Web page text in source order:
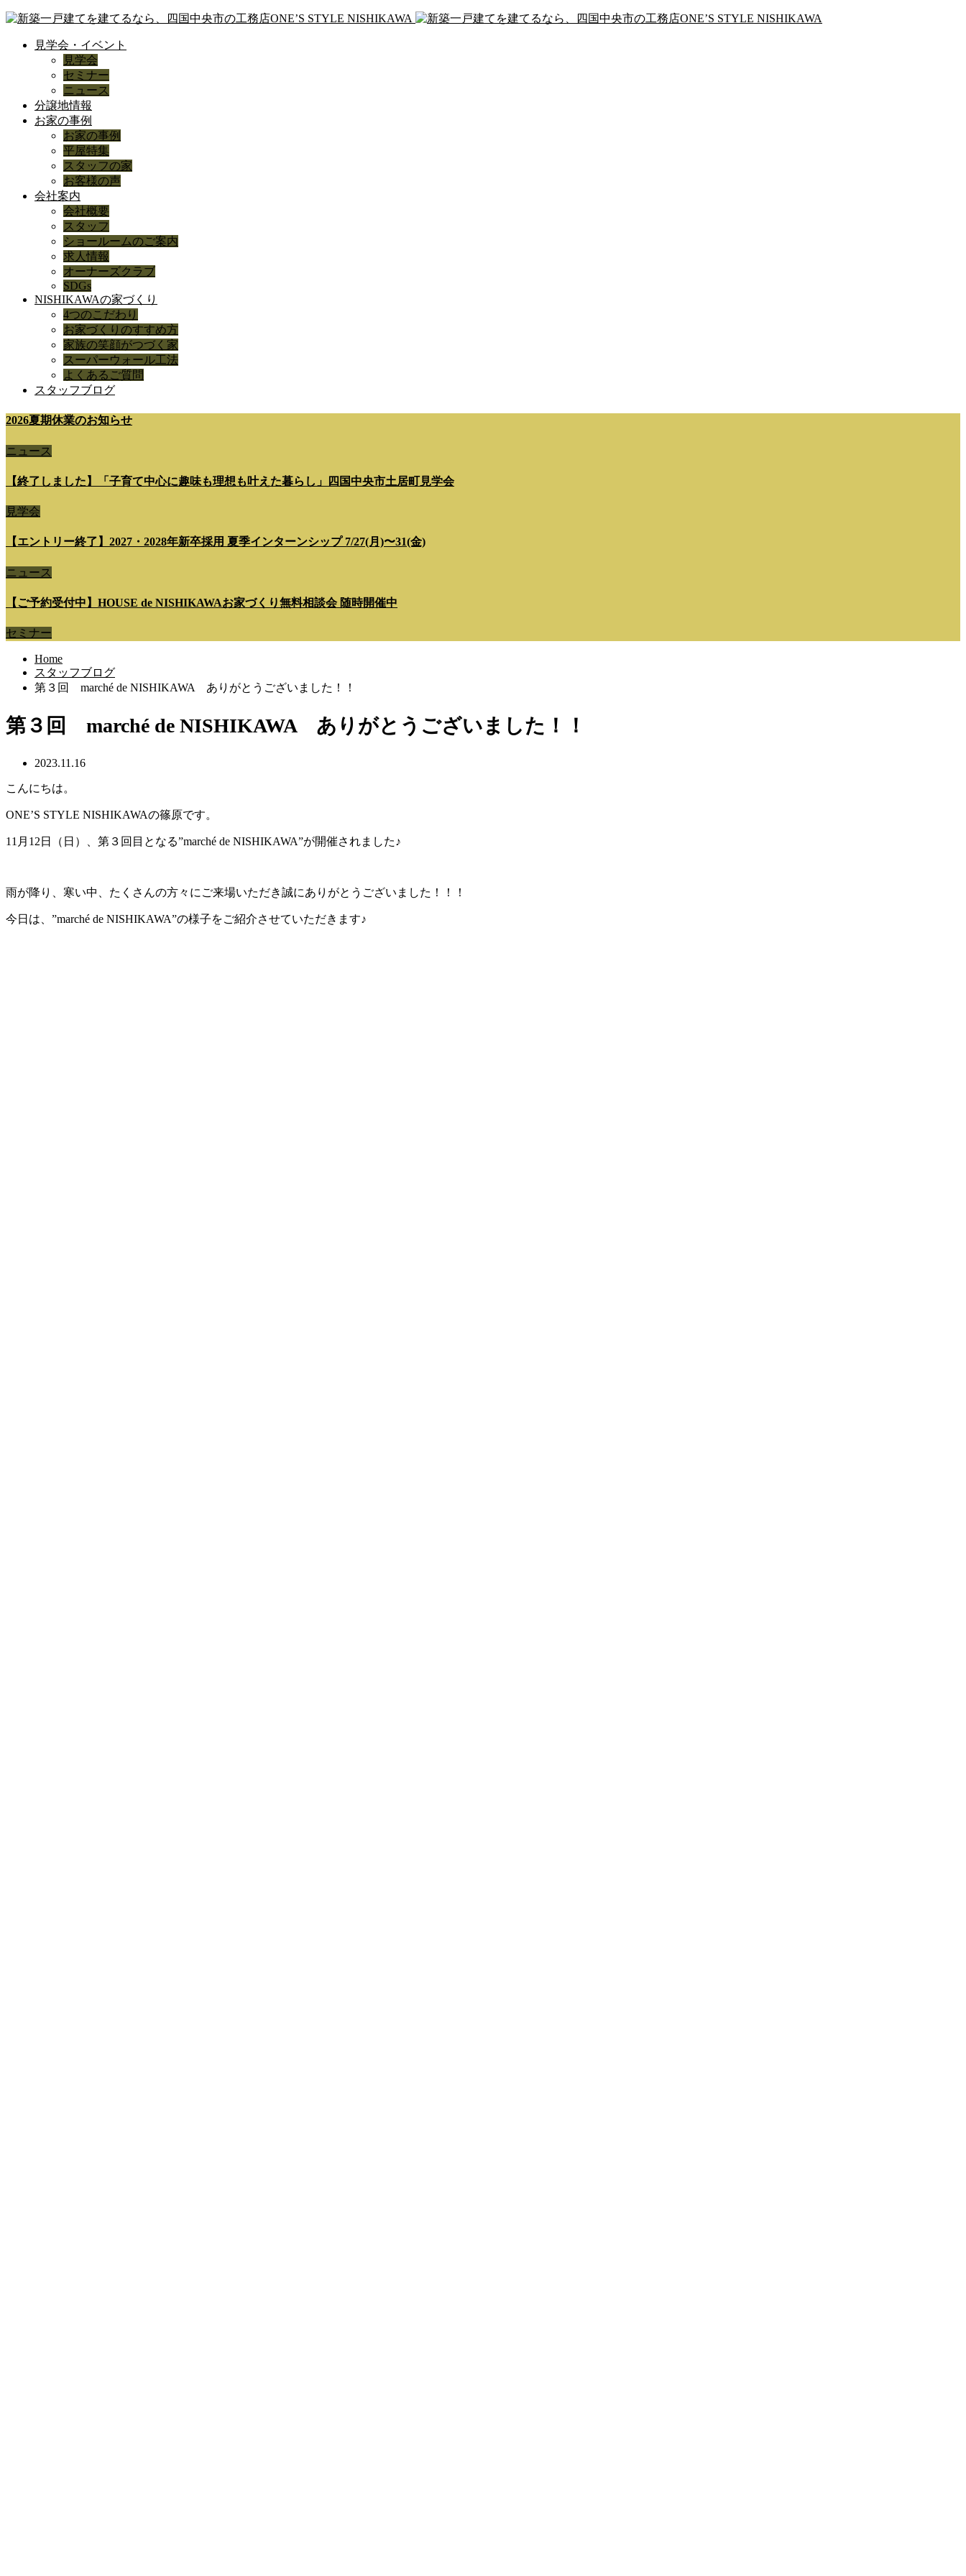
見学会・イベント
見学会
セミナー
ニュース
分譲地情報
お家の事例
お家の事例
平屋特集
スタッフの家
お客様の声
会社案内
会社概要
スタッフ
ショールームのご案内
求人情報
オーナーズクラブ
SDGs
NISHIKAWAの家づくり
4つのこだわり
お家づくりのすすめ方
家族の笑顔がつづく家
スーパーウォール工法
よくあるご質問
スタッフブログ
2026夏期休業のお知らせ
ニュース
【終了しました】「子育て中心に趣味も理想も叶えた暮らし」四国中央市土居町見学会
見学会
【エントリー終了】2027・2028年新卒採用 夏季インターンシップ 7/27(月)〜31(金)
ニュース
【ご予約受付中】HOUSE de NISHIKAWAお家づくり無料相談会 随時開催中
セミナー
Home
スタッフブログ
第３回 marché de NISHIKAWA ありがとうございました！！
第３回 marché de NISHIKAWA ありがとうございました！！
2023.11.16
こんにちは。
ONE’S STYLE NISHIKAWAの篠原です。
11月12日（日）、第３回目となる”marché de NISHIKAWA”が開催されました♪
雨が降り、寒い中、たくさんの方々にご来場いただき誠にありがとうございました！！！
今日は、”marché de NISHIKAWA”の様子をご紹介させていただきます♪